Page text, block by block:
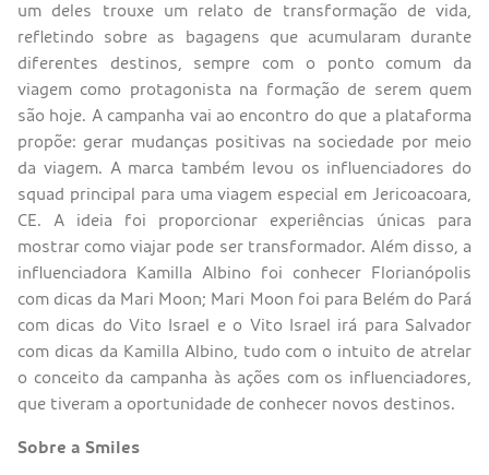
um deles trouxe um relato de transformação de vida,
refletindo sobre as bagagens que acumularam durante
diferentes destinos, sempre com o ponto comum da
viagem como protagonista na formação de serem quem
são hoje. A campanha vai ao encontro do que a plataforma
propõe: gerar mudanças positivas na sociedade por meio
da viagem. A marca também levou os influenciadores do
squad principal para uma viagem especial em Jericoacoara,
CE. A ideia foi proporcionar experiências únicas para
mostrar como viajar pode ser transformador. Além disso, a
influenciadora Kamilla Albino foi conhecer Florianópolis
com dicas da Mari Moon; Mari Moon foi para Belém do Pará
com dicas do Vito Israel e o Vito Israel irá para Salvador
com dicas da Kamilla Albino, tudo com o intuito de atrelar
o conceito da campanha às ações com os influenciadores,
que tiveram a oportunidade de conhecer novos destinos.
Sobre a Smiles